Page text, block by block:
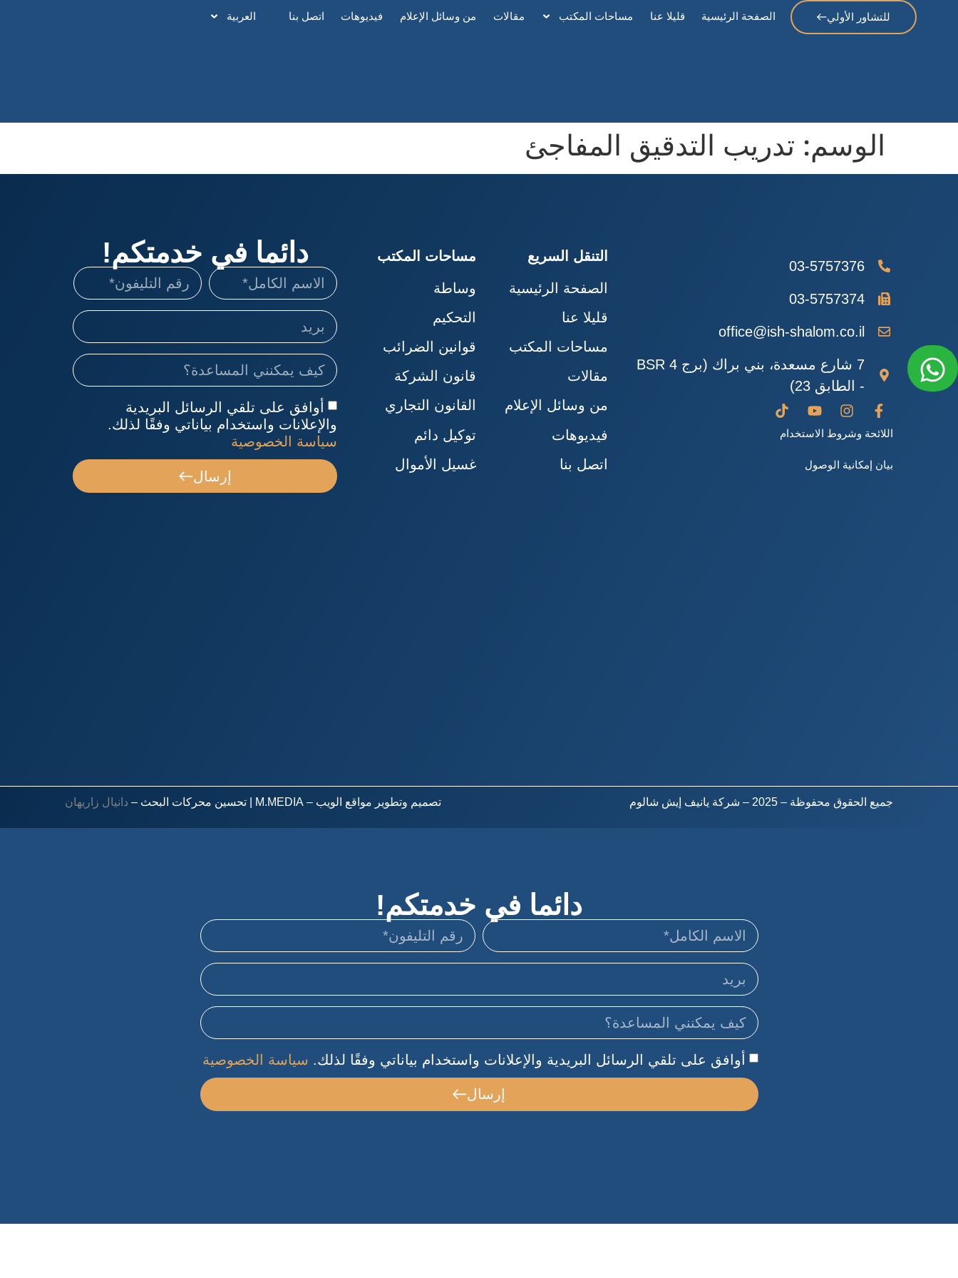
للتشاور الأولي الصفحة الرئيسية قليلا عنا مساحات المكتب مقالات من وسائل الإعلام فيديوهات اتصل بنا العربية
الوسم: تدريب التدقيق المفاجئ
03-5757376
03-5757374
office@ish-shalom.co.il
7 شارع مسعدة، بني براك (برج BSR 4
- الطابق 23)
اللائحة وشروط الاستخدام
بيان إمكانية الوصول
التنقل السريع
الصفحة الرئيسية
قليلا عنا
مساحات المكتب
مقالات
من وسائل الإعلام
فيديوهات
اتصل بنا
مساحات المكتب
وساطة
التحكيم
قوانين الضرائب
قانون الشركة
القانون التجاري
توكيل دائم
غسيل الأموال
دائما في خدمتكم!
أوافق على تلقي الرسائل البريدية
والإعلانات واستخدام بياناتي وفقًا لذلك.
سياسة الخصوصية
إرسال
جميع الحقوق محفوظة – 2025 – شركة يانيف إيش شالوم تصميم وتطوير مواقع الويب – M.MEDIA | تحسين محركات البحث – دانيال زاريهان
دائما في خدمتكم!
أوافق على تلقي الرسائل البريدية والإعلانات واستخدام بياناتي وفقًا لذلك. سياسة الخصوصية
إرسال